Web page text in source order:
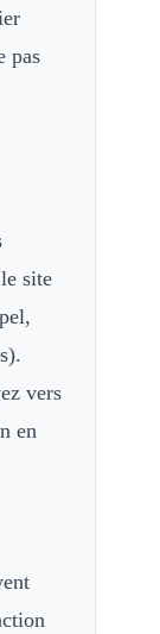
pas
site
vers
en